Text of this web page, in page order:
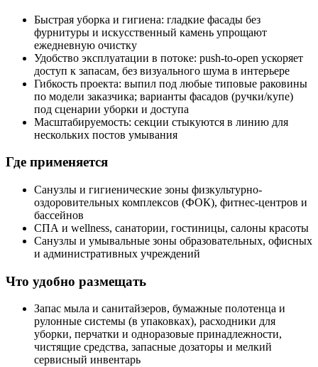
Быстрая уборка и гигиена: гладкие фасады без
фурнитуры и искусственный камень упрощают
ежедневную очистку
Удобство эксплуатации в потоке: push-to-open ускоряет
доступ к запасам, без визуального шума в интерьере
Гибкость проекта: выпил под любые типовые раковины
по модели заказчика; варианты фасадов (ручки/купе)
под сценарии уборки и доступа
Масштабируемость: секции стыкуются в линию для
нескольких постов умывания
Где применяется
Санузлы и гигиенические зоны физкультурно-
оздоровительных комплексов (ФОК), фитнес-центров и
бассейнов
СПА и wellness, санатории, гостиницы, салоны красоты
Санузлы и умывальные зоны образовательных, офисных
и административных учреждений
Что удобно размещать
Запас мыла и санитайзеров, бумажные полотенца и
рулонные системы (в упаковках), расходники для
уборки, перчатки и одноразовые принадлежности,
чистящие средства, запасные дозаторы и мелкий
сервисный инвентарь